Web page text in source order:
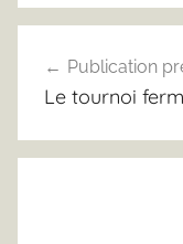
de
Publication
Le tournoi